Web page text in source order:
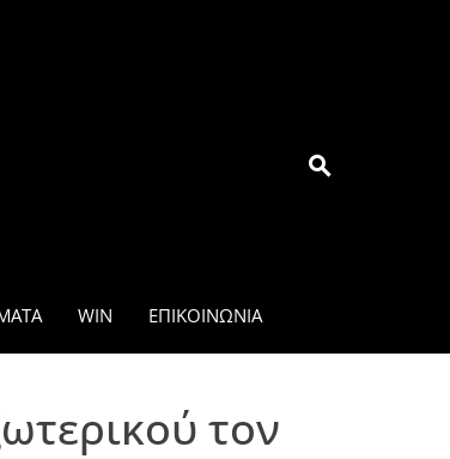
WIN ΕΠΙΚΟΙΝΩΝΊΑ
τον